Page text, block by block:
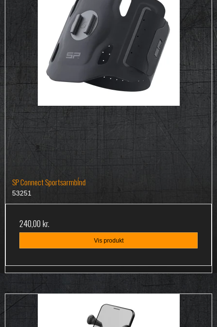
SP Connect SportsarmbÍnd
53251
240,00 kr.
Vis produkt